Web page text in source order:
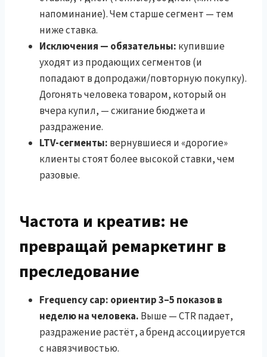
напоминание). Чем старше сегмент — тем
ниже ставка.
Исключения — обязательны: купившие
уходят из продающих сегментов (и
попадают в допродажи/повторную покупку).
Догонять человека товаром, который он
вчера купил, — сжигание бюджета и
раздражение.
LTV-сегменты: вернувшиеся и «дорогие»
клиенты стоят более высокой ставки, чем
разовые.
Частота и креатив: не
превращай ремаркетинг в
преследование
Frequency cap: ориентир 3–5 показов в
неделю на человека. Выше — CTR падает,
раздражение растёт, а бренд ассоциируется
с навязчивостью.